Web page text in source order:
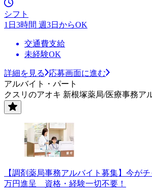
シフト
1日3時間 週3日からOK
交通費支給
未経験OK
詳細を見る
応募画面に進む
アルバイト・パート
クスリのアオキ 新根塚薬局/医療事務ア
【調剤薬局事務アルバイト募集】今が
万円進呈 資格・経験一切不要！